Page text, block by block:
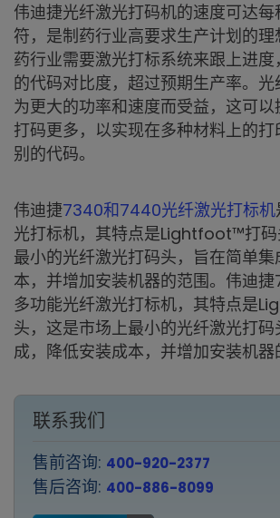
伟迪捷光纤激光打码机的速度可达
符，是制药行业高要求生产计划的
药行业需要激光打标系统来跟上进
的代码对比度，超过预期生产率。
为更大的功率和速度而受益，这可
打码更多，以实现在多种材料上的
别的代码。
伟迪捷7340和7440光纤激光打标机
光打标机，其特点是Lightfoot™打码
最小的光纤激光打码头，旨在简单
本，并增加安装机器的范围。伟迪
多功能光纤激光打标机，其特点是
头，这是市场上最小的光纤激光打
成，降低安装成本，并增加安装机器
联系我们
售前咨询: 400-920-2377
售后咨询: 400-886-8099